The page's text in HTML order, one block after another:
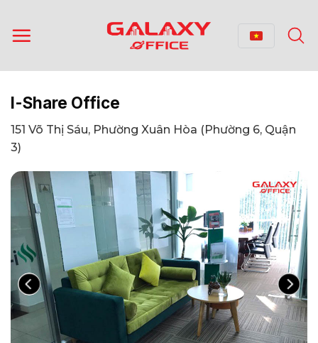
qua
nội
I-Share Office
151 Võ Thị Sáu, Phường Xuân Hòa (Phường 6, Quận
3)